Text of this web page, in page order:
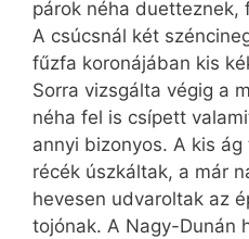
párok néha duetteznek,
A csúcsnál két
fűzfa koronájában kis
Sorra vizsgálta végig a
néha fel is csípett
annyi bizonyos. A kis
récék úszkáltak, a már
hevesen udvaroltak az
tojónak. A Nagy-Dunán